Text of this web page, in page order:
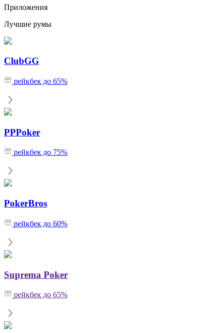
Приложения
Лучшие румы
ClubGG
рейкбек до 65%
PPPoker
рейкбек до 75%
PokerBros
рейкбек до 60%
Suprema Poker
рейкбек до 65%